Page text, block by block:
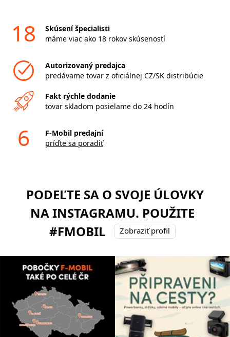
18
Skúsení špecialisti
máme viac ako 18 rokov skúseností
Autorizovaný predajca
predávame tovar z oficiálnej CZ/SK distribúcie
Fakt rýchle dodanie
tovar skladom posielame do 24 hodín
6
F-Mobil predajní
príďte sa poradiť
PODEĽTE SA O SVOJE ÚLOVKY
NA INSTAGRAMU. POUŽITE
#FMOBIL
Zobraziť profil